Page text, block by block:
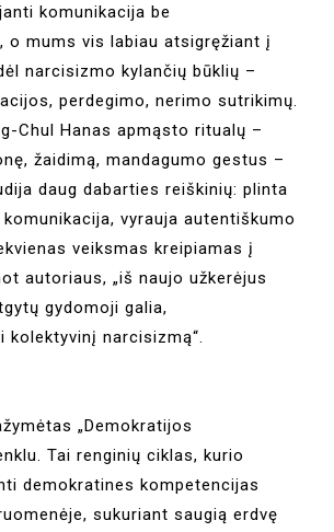
komunikacija be
o mums vis labiau atsigręžiant į
narcisizmo kylančių būklių –
perdegimo, nerimo sutrikimų.
Chul Hanas apmąsto ritualų –
žaidimą, mandagumo gestus –
daug dabarties reiškinių: plinta
vyrauja autentiškumo
veiksmas kreipiamas į
autoriaus, „iš naujo užkerėjus
gydomoji galia,
kolektyvinį narcisizmą“.
„Demokratijos
Tai renginių ciklas, kurio
demokratines kompetencijas
sukuriant saugią erdvę